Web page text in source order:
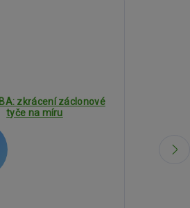
2 258 Kč
- 15 %